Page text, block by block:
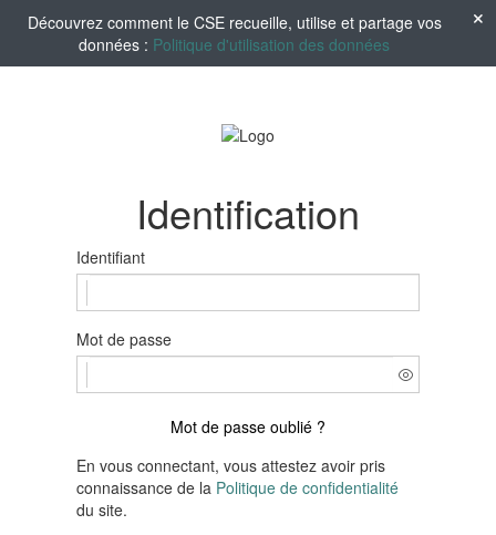
Découvrez comment le CSE recueille, utilise et partage vos
données : Politique d'utilisation des données
Identification
Identifiant
Mot de passe
Mot de passe oublié ?
En vous connectant, vous attestez avoir pris
connaissance de la Politique de confidentialité
du site.